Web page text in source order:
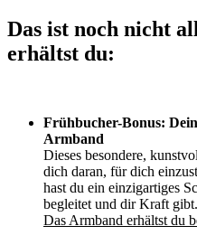
Das ist noch nicht
erhältst du:
Frühbucher-Bonus:
Armband
Dieses besondere,
dich daran, für dich
hast du ein einzigartiges
begleitet und dir Kraft gibt.
Das Armband erhältst du